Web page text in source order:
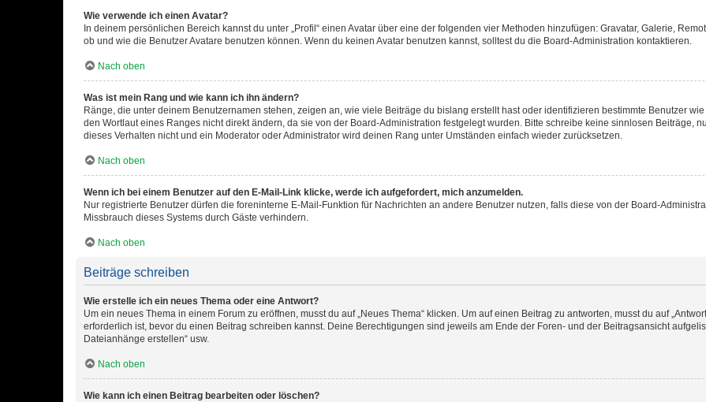
Wie verwende ich einen Avatar?
In deinem persönlichen Bereich kannst du unter „Profil“ einen Avatar über eine der folgenden vier Methoden hinzufügen: Gravatar, Galerie,
ob und wie die Benutzer Avatare benutzen können. Wenn du keinen Avatar benutzen kannst, solltest du die Board-Administration kontaktieren.
Nach oben
Was ist mein Rang und wie kann ich ihn ändern?
Ränge, die unter deinem Benutzernamen stehen, zeigen an, wie viele Beiträge du bislang erstellt hast oder identifizieren bestimmte Benutzer
den Wortlaut eines Ranges nicht direkt ändern, da sie von der Board-Administration festgelegt wurden. Bitte schreibe keine sinnlosen Beiträge,
dieses Verhalten nicht und ein Moderator oder Administrator wird deinen Rang unter Umständen einfach wieder zurücksetzen.
Nach oben
Wenn ich bei einem Benutzer auf den E-Mail-Link klicke, werde ich aufgefordert, mich anzumelden.
Nur registrierte Benutzer dürfen die foreninterne E-Mail-Funktion für Nachrichten an andere Benutzer nutzen, falls diese von der Board-
Missbrauch dieses Systems durch Gäste verhindern.
Nach oben
Beiträge schreiben
Wie erstelle ich ein neues Thema oder eine Antwort?
Um ein neues Thema in einem Forum zu eröffnen, musst du auf „Neues Thema“ klicken. Um auf einen Beitrag zu antworten, musst du auf
erforderlich ist, bevor du einen Beitrag schreiben kannst. Deine Berechtigungen sind jeweils am Ende der Foren- und der Beitragsansicht
Dateianhänge erstellen“ usw.
Nach oben
Wie kann ich einen Beitrag bearbeiten oder löschen?